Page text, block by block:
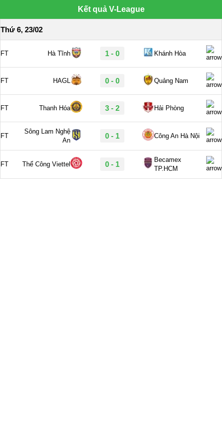
Kết quả V-League
Thứ 6, 23/02
FT Hà Tĩnh 1 - 0 Khánh Hòa
FT HAGL 0 - 0 Quảng Nam
FT Thanh Hóa 3 - 2 Hải Phòng
FT
Sông Lam Nghệ
An
0 - 1 Công An Hà Nội
FT Thể Công Viettel 0 - 1
Becamex
TP.HCM